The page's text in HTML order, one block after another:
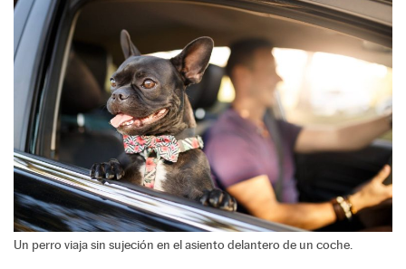
Un perro viaja sin sujeción en el asiento delantero de un coche.